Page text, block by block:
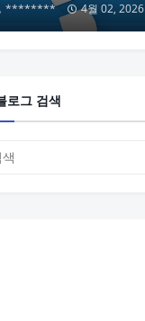
******** 4월 02, 2026
로그 검색